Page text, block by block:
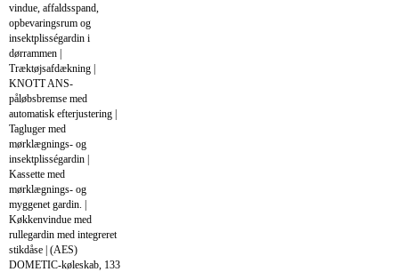
vindue, affaldsspand,
opbevaringsrum og
insektplisségardin i
dørrammen |
Træktøjsafdækning |
KNOTT ANS-
påløbsbremse med
automatisk efterjustering |
Tagluger med
mørklægnings- og
insektplisségardin |
Kassette med
mørklægnings- og
myggenet gardin. |
Køkkenvindue med
rullegardin med integreret
stikdåse | (AES)
DOMETIC-køleskab, 133